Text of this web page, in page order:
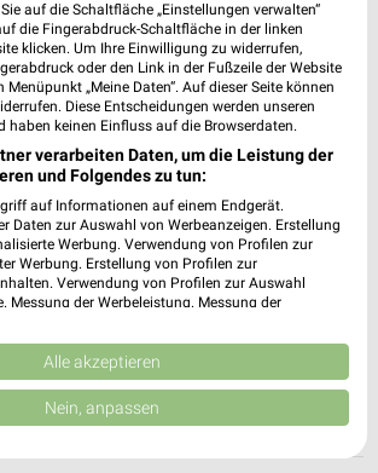
km • Angebote: 1 Prospekt
Eichhorn und Wimmer Herrenberg
Knoll-Straße 1
09:00 - 18:30 Uhr | Geschlossen
km • Angebote: 1 Prospekt
❯
Hämmerle Herrenberg
Herrenberg
09:00 - 19:00 Uhr | Geschlossen
km • Angebote: 2 Prospekte
auf die Schaltfläche „Einstellungen verwalten“
die Fingerabdruck-Schaltfläche in der linken
klicken. Um Ihre Einwilligung zu widerrufen,
oder den Link in der Fußzeile der Website
„Meine Daten“. Auf dieser Seite können
Diese Entscheidungen werden unseren
haben keinen Einfluss auf die Browserdaten.
verarbeiten Daten, um die Leistung der
und Folgendes zu tun:
auf Informationen auf einem Endgerät.
Daten zur Auswahl von Werbeanzeigen. Erstellung
Werbung. Verwendung von Profilen zur
Werbung. Erstellung von Profilen zur
Verwendung von Profilen zur Auswahl
Messung der Werbeleistung. Messung der
aus verschiedenen Quellen. Entwicklung und
Verwendung reduzierter Daten zur Auswahl
der Europäischen Union weitergegeben und in die
Alle akzeptieren
Nein, anpassen